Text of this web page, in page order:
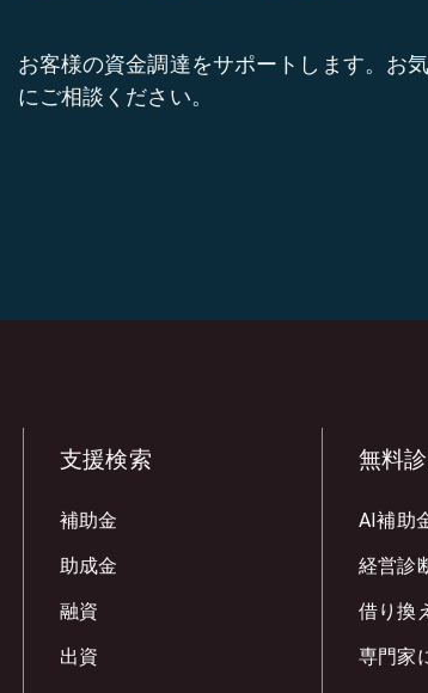
お客様の資金調達をサポートします。お
にご相談ください。
支援検索
補助金
助成金
融資
出資
無料
AI補助
経営診
借り換
専門家